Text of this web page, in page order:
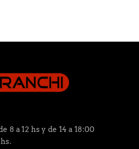
8 a 12 hs y de 14 a 18:00